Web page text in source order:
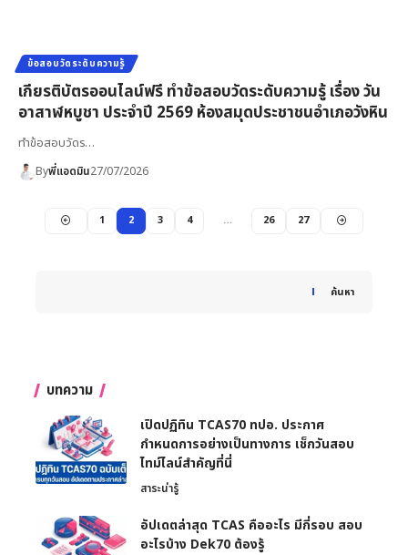
ข้อสอบวัดระดับความรู้
เกียรติบัตรออนไลน์ฟรี ทำข้อสอบวัดระดับความรู้ เรื่อง วัน
อาสาฬหบูชา ประจำปี 2569 ห้องสมุดประชาชนอำเภอวังหิน
ทำข้อสอบวัดร…
Byพี่แอดมิน27/07/2026
1 2 3 4 … 26 27
ค้นหา
When autocomplete results are available use up and
บทความ
เปิดปฏิทิน TCAS70 ทปอ. ประกาศ
กำหนดการอย่างเป็นทางการ เช็กวันสอบ
ไทม์ไลน์สำคัญที่นี่
สาระน่ารู้
อัปเดตล่าสุด TCAS คืออะไร มีกี่รอบ สอบ
อะไรบ้าง Dek70 ต้องรู้